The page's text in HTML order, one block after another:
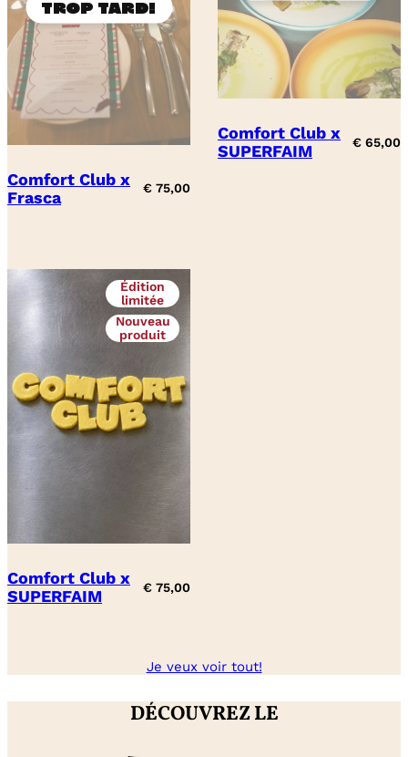
Comfort Club x
Frasca
€ 75,00
Comfort Club x
SUPERFAIM
€ 65,00
Édition
limitée
Nouveau
produit
Comfort Club x
SUPERFAIM
€ 75,00
Je veux voir tout!
DÉCOUVREZ LE